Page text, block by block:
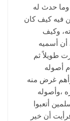
وما حدث له
فيه كيف كان
وكيف
أن أسميه
طويلاً ثم
أصوله
غرض منه
،وأصوله
أتعبوا
أن خير